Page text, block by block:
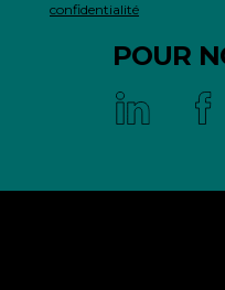
confidentialité
POUR